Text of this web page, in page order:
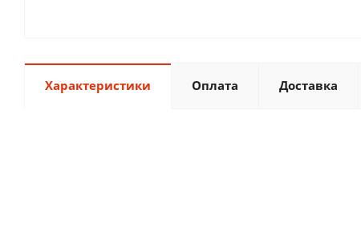
Характеристики Оплата Доставка